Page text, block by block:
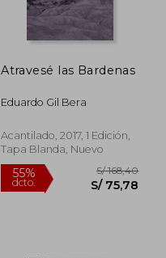
Atravesé las Bardenas
Eduardo Gil Bera
Acantilado, 2017, 1 Edición,
Tapa Blanda, Nuevo